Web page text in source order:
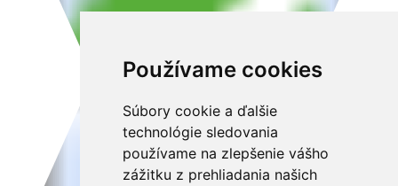
Používame cookies
Súbory cookie a ďalšie
technológie sledovania
používame na zlepšenie vášho
zážitku z prehliadania našich